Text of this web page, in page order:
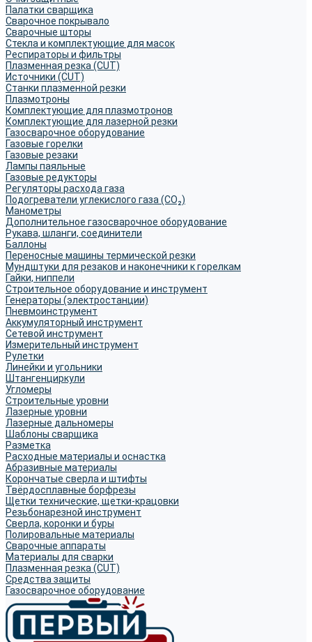
Палатки сварщика
Сварочное покрывало
Сварочные шторы
Стекла и комплектующие для масок
Респираторы и фильтры
Плазменная резка (CUT)
Источники (CUT)
Станки плазменной резки
Плазмотроны
Комплектующие для плазмотронов
Комплектующие для лазерной резки
Газосварочное оборудование
Газовые горелки
Газовые резаки
Лампы паяльные
Газовые редукторы
Регуляторы расхода газа
Подогреватели углекислого газа (CO₂)
Манометры
Дополнительное газосварочное оборудование
Рукава, шланги, соединители
Баллоны
Переносные машины термической резки
Мундштуки для резаков и наконечники к горелкам
Гайки, ниппели
Строительное оборудование и инструмент
Генераторы (электростанции)
Пневмоинструмент
Аккумуляторный инструмент
Сетевой инструмент
Измерительный инструмент
Рулетки
Линейки и угольники
Штангенциркули
Угломеры
Строительные уровни
Лазерные уровни
Лазерные дальномеры
Шаблоны сварщика
Разметка
Расходные материалы и оснастка
Абразивные материалы
Корончатые сверла и штифты
Твёрдосплавные борфрезы
Щетки технические, щетки-крацовки
Резьбонарезной инструмент
Сверла, коронки и буры
Полировальные материалы
Сварочные аппараты
Материалы для сварки
Плазменная резка (CUT)
Средства защиты
Газосварочное оборудование